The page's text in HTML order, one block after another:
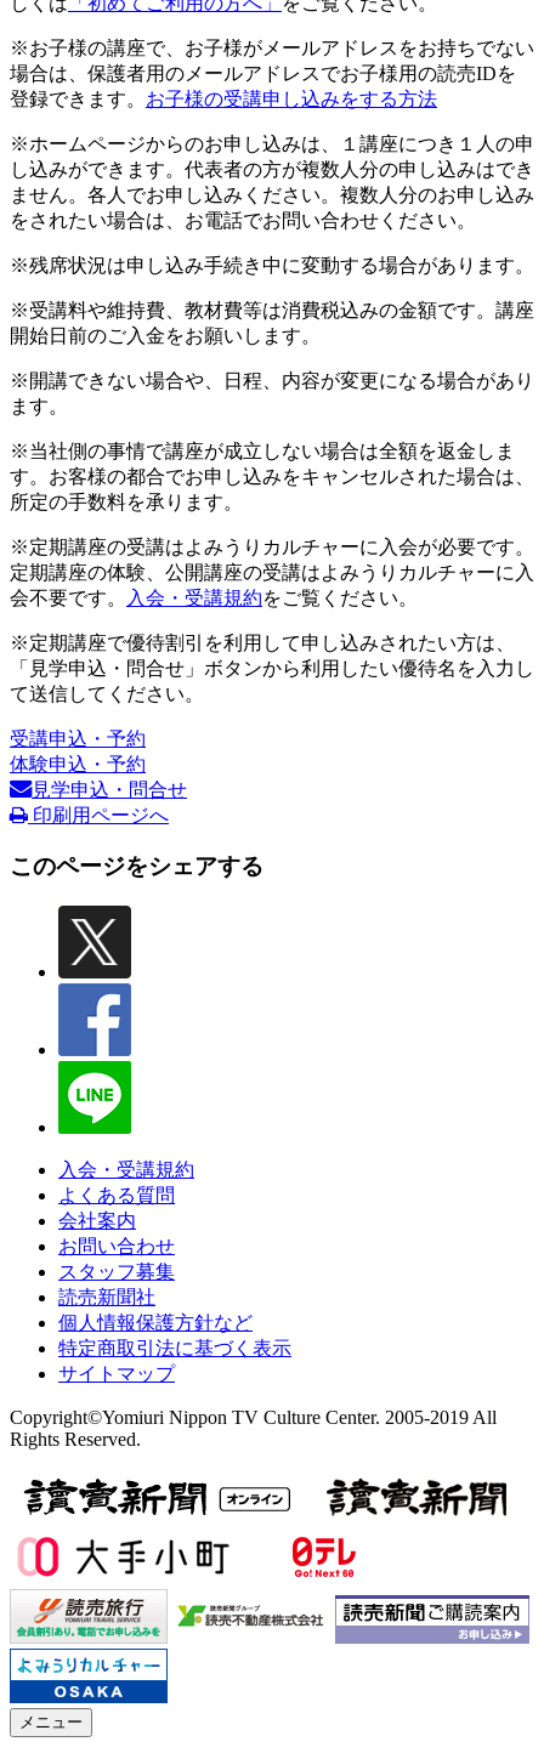
※お子様の講座で、お子様がメールアドレスをお持ちでない
場合は、保護者用のメールアドレスでお子様用の読売IDを
登録できます。 お子様の受講申し込みをする方法
※ホームページからのお申し込みは、１講座につき１人の申
し込みができます。代表者の方が複数人分の申し込みはでき
ません。各人でお申し込みください。複数人分のお申し込み
をされたい場合は、お電話でお問い合わせください。
※残席状況は申し込み手続き中に変動する場合があります。
※受講料や維持費、教材費等は消費税込みの金額です。講座
開始日前のご入金をお願いします。
※開講できない場合や、日程、内容が変更になる場合があり
ます。
※当社側の事情で講座が成立しない場合は全額を返金しま
す。お客様の都合でお申し込みをキャンセルされた場合は、
所定の手数料を承ります。
※定期講座の受講はよみうりカルチャーに入会が必要です。
定期講座の体験、公開講座の受講はよみうりカルチャーに入
会不要です。
入会・受講規約をご覧ください。
※定期講座で優待割引を利用して申し込みされたい方は、
「見学申込・問合せ」ボタンから利用したい優待名を入力し
て送信してください。
受講申込・予約
体験申込・予約
見学申込・問合せ
印刷用ページへ
このページをシェアする
入会・受講規約
よくある質問
会社案内
お問い合わせ
スタッフ募集
読売新聞社
個人情報保護方針など
特定商取引法に基づく表示
サイトマップ
Copyright©Yomiuri Nippon TV Culture Center. 2005-2019 All
Rights Reserved.
メニュー